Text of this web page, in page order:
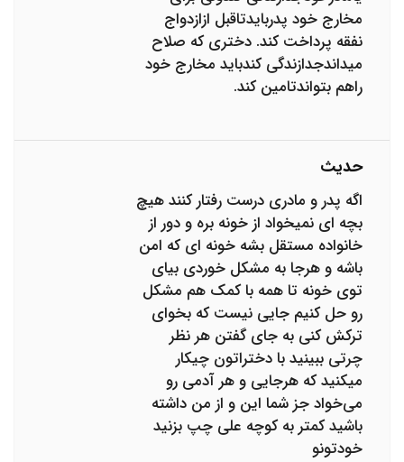
مخارج خود پدربایدتاقبل ازازدواج
نفقه پرداخت کند. دختری که صلاح
میداندجدازندگی کندباید مخارج خود
راهم بتواندتامین کند.
حدیث
اگه پدر و مادری درست رفتار کنند هیچ
بچه ای نمیخواد از خونه بره و دور از
خانواده مستقل بشه خونه ای که امن
باشه و هرجا به مشکل خوردی بیای
توی خونه تا همه با کمک هم مشکل
رو حل کنیم جایی نیست که بخوای
ترکش کنی به جای گفتن هر نظر
چرتی ببینید با دختراتون چیکار
میکنید که هرجایی و هر آدمی رو
می‌خواد جز شما این و از من داشته
باشید کمتر به کوچه علی چپ بزنید
خودتونو